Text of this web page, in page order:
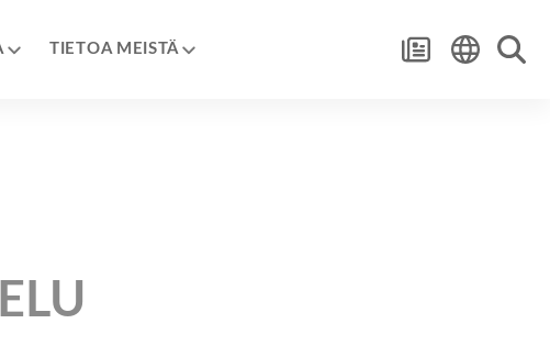
TIETOA MEISTÄ